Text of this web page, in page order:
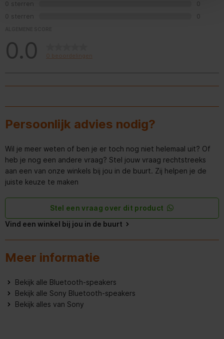
Partyspeaker
Draagbaar
Breedte 20,6 cm
Diepte
650 g
Diepte verpakking 101 mm
Gewicht verpakking
Algemene eigenschappen
Automatisch uitschakelen
0 sterren
0
0 sterren
0
0.0 0 beoordelingen
Persoonlijk advies nodig?
Wil je meer weten of ben je er toch nog niet helemaal uit? Of
heb je nog een andere vraag? Stel jouw vraag rechtstreeks
aan een van onze winkels bij jou in de buurt. Zij helpen je de
juiste keuze te maken
Stel een vraag over dit product
Vind een winkel bij jou in de buurt
Meer informatie
Bekijk alle Bluetooth-speakers
Bekijk alle Sony Bluetooth-speakers
Bekijk alles van Sony